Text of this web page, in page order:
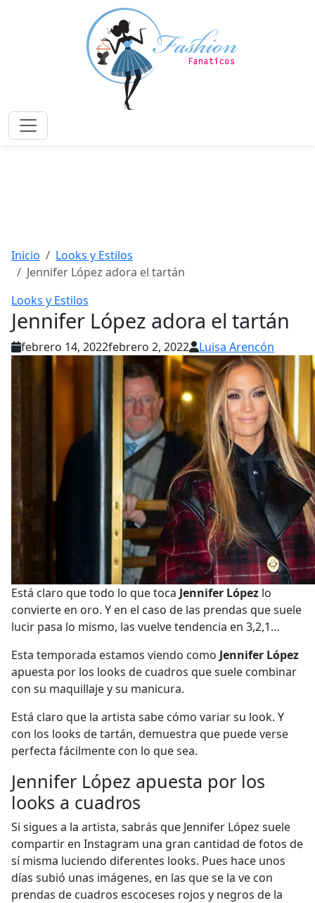
Menú
Inicio
Looks y Estilos
Jennifer López adora el tartán
Looks y Estilos
Jennifer López adora el tartán
febrero 14, 2022febrero 2, 2022 Luisa Arencón
Está claro que todo lo que toca Jennifer López lo
convierte en oro. Y en el caso de las prendas que suele
lucir pasa lo mismo, las vuelve tendencia en 3,2,1…
Esta temporada estamos viendo como Jennifer López
apuesta por los looks de cuadros que suele combinar
con su maquillaje y su manicura.
Está claro que la artista sabe cómo variar su look. Y
con los looks de tartán, demuestra que puede verse
perfecta fácilmente con lo que sea.
Jennifer López apuesta por los
looks a cuadros
Si sigues a la artista, sabrás que Jennifer López suele
compartir en Instagram una gran cantidad de fotos de
sí misma luciendo diferentes looks. Pues hace unos
días subió unas imágenes, en las que se la ve con
prendas de cuadros escoceses rojos y negros de la